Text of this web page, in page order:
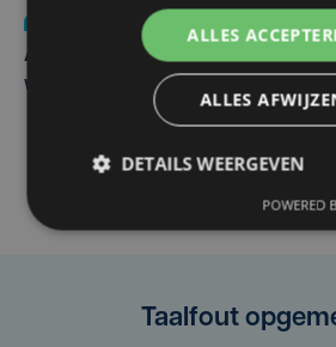
Autobestuurster rijdt na foutief
winkelgevel in Ieper
Taalfout
ALLES
ALLES
DETAILS WEERGEVEN
POWERED